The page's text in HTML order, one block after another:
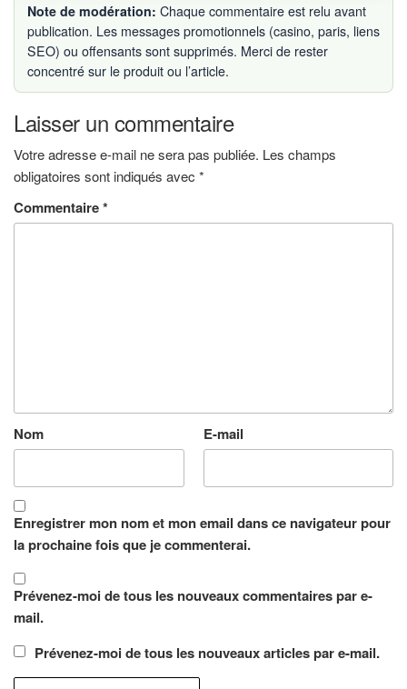
Note de modération: Chaque commentaire est relu avant
publication. Les messages promotionnels (casino, paris, liens
SEO) ou offensants sont supprimés. Merci de rester
concentré sur le produit ou l’article.
Laisser un commentaire
Votre adresse e-mail ne sera pas publiée. Les champs
obligatoires sont indiqués avec *
Commentaire*
Nom E-mail
Enregistrer mon nom et mon email dans ce navigateur pour
la prochaine fois que je commenterai.
Prévenez-moi de tous les nouveaux commentaires par e-
mail.
Prévenez-moi de tous les nouveaux articles par e-mail.